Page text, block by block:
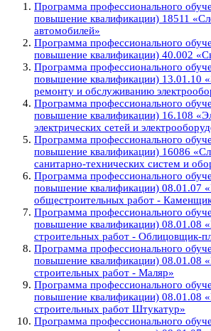
Программа профессионального
повышение квалификации) 18511
автомобилей»
Программа профессионального
повышение квалификации) 40.002
Программа профессионального
повышение квалификации) 13.01.10
ремонту и обслуживанию
Программа профессионального
повышение квалификации) 16.108
электрических сетей и
Программа профессионального
повышение квалификации) 16086
санитарно-технических систем и
Программа профессионального
повышение квалификации) 08.01.07
общестроительных работ -
Программа профессионального
повышение квалификации) 08.01.08
строительных работ - Облицовщик-
Программа профессионального
повышение квалификации) 08.01.08
строительных работ - Маляр»
Программа профессионального
повышение квалификации) 08.01.08
строительных работ Штукатур»
Программа профессионального